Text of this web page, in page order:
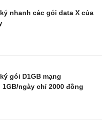
nhanh các gói data X của
gói D1GB mạng
ngày chỉ 2000 đồng